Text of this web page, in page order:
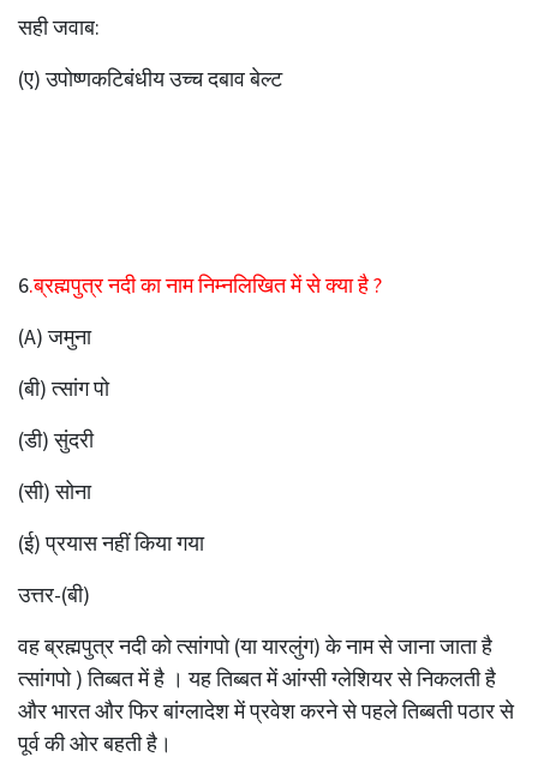
सही जवाब:
(ए) उपोष्णकटिबंधीय उच्च दबाव बेल्ट
6.ब्रह्मपुत्र नदी का नाम निम्नलिखित में से क्या है ?
(A) जमुना
(बी) त्सांग पो
(डी) सुंदरी
(सी) सोना
(ई) प्रयास नहीं किया गया
उत्तर-(बी)
वह ब्रह्मपुत्र नदी को त्सांगपो (या यारलुंग) के नाम से जाना जाता है
त्सांगपो ) तिब्बत में है । यह तिब्बत में आंग्सी ग्लेशियर से निकलती है
और भारत और फिर बांग्लादेश में प्रवेश करने से पहले तिब्बती पठार से
पूर्व की ओर बहती है।